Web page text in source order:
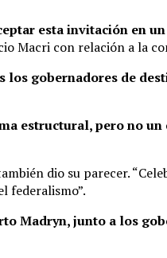
esta invitación en
Macri con relación a la
los gobernadores de
estructural, pero no
dio su parecer.
federalismo”.
Madryn, junto a los